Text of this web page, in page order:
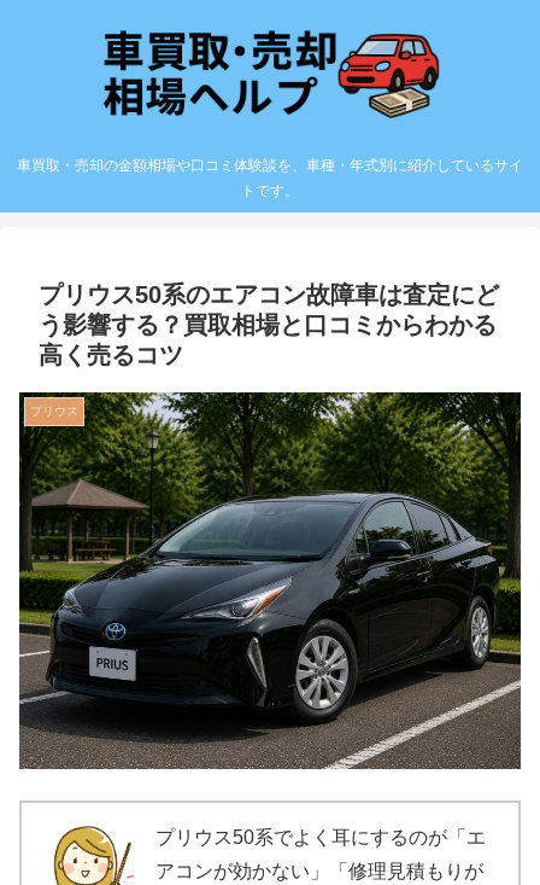
車買取・売却の金額相場や口コミ体験談を、車種・年式別に紹介しているサイ
トです。
プリウス50系のエアコン故障車は査定にど
う影響する？買取相場と口コミからわかる
高く売るコツ
プリウス
プリウス50系でよく耳にするのが「エ
アコンが効かない」「修理見積もりが